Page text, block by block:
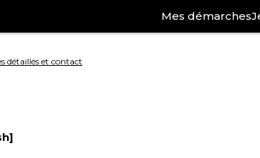
Mes démarches
détaillés et contact